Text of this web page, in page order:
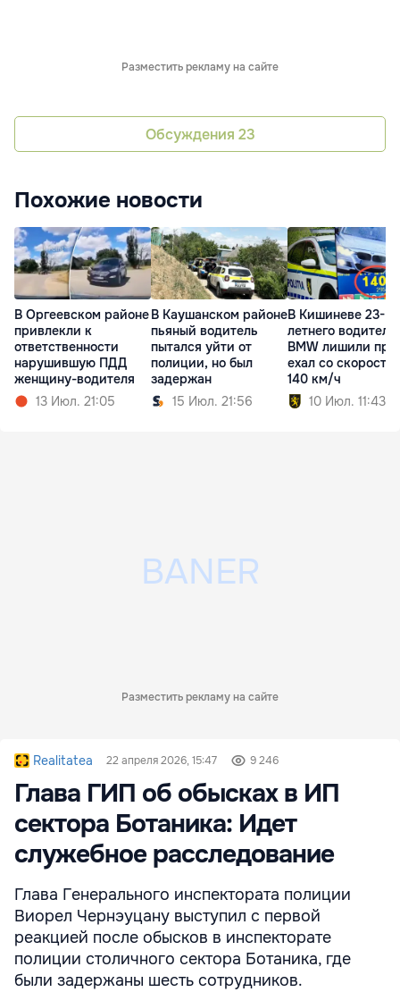
Разместить рекламу на сайте
Обсуждения 23
Похожие новости
В Оргеевском районе
привлекли к
ответственности
нарушившую ПДД
женщину-водителя
13 Июл. 21:05
В Каушанском районе
пьяный водитель
пытался уйти от
полиции, но был
задержан
15 Июл. 21:56
В Кишиневе 23-
летнего водителя
BMW лишили
ехал со
140 км/ч
10 Июл. 11:43
Разместить рекламу на сайте
Realitatea 22 апреля 2026, 15:47 9 246
Глава ГИП об обысках в ИП
сектора Ботаника: Идет
служебное расследование
Глава Генерального инспектората полиции
Виорел Чернэуцану выступил с первой
реакцией после обысков в инспекторате
полиции столичного сектора Ботаника, где
были задержаны шесть сотрудников.